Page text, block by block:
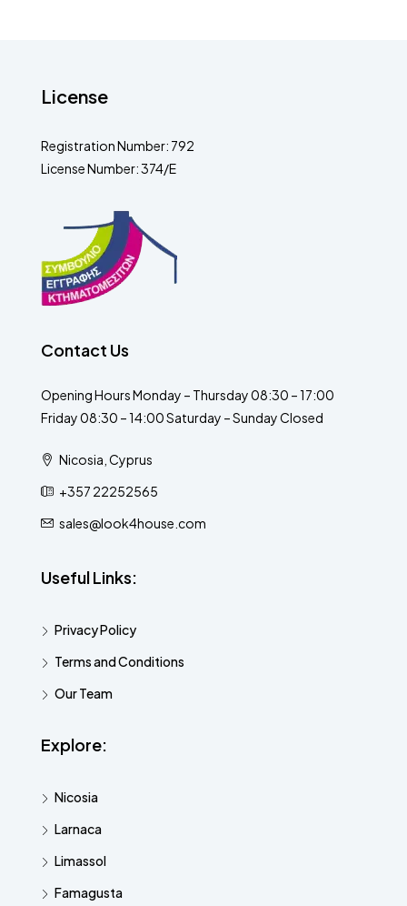
License
Registration Number: 792
License Number: 374/E
Contact Us
Opening Hours Monday – Thursday 08:30 – 17:00
Friday 08:30 – 14:00 Saturday – Sunday Closed
Nicosia, Cyprus
+357 22252565
sales@look4house.com
Useful Links:
Privacy Policy
Terms and Conditions
Our Team
Explore:
Nicosia
Larnaca
Limassol
Famagusta